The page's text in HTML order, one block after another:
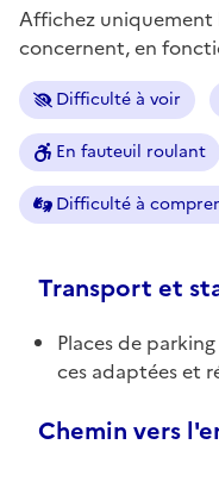
Affichez uniquement
concernent, en
Difficulté à voir
En fauteuil roulant
Difficulté à
Transport et
Places de
ces adaptées et
Chemin vers